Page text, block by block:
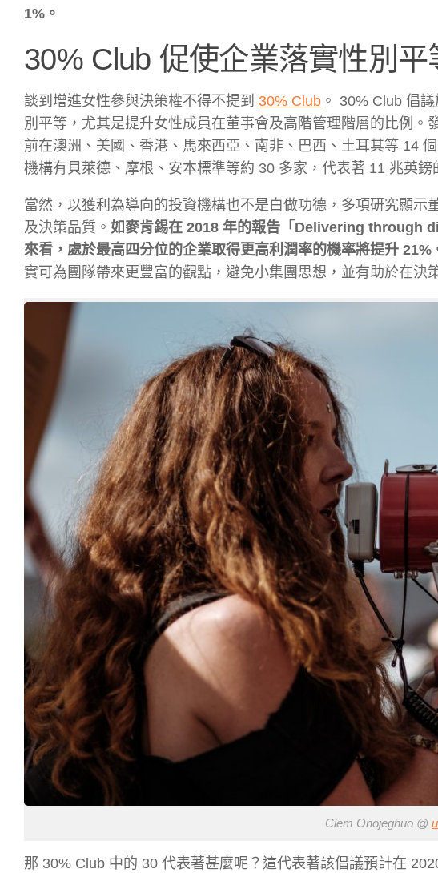
1%。
30% Club 促使企業落實性別平
談到增進女性參與決策權不得不提到 30% Club 。 30% Club 倡
別平等，尤其是提升女性成員在董事會及高階管理階層的比例
前在澳洲、美國、香港、馬來西亞、南非、巴西、土耳其等 14
機構有貝萊德、摩根、安本標準等約 30 多家，代表著 11 兆英鎊
當然，以獲利為導向的投資機構也不是白做功德，多項研究顯
及決策品質。 如麥肯錫在 2018 年的報告「Delivering through
來看，處於最高四分位的企業取得更高利潤率的機率將提升 21%
實可為團隊帶來更豐富的觀點，避免小集團思想，並有助於在決
Clem Onojeghuo @
那 30% Club 中的 30 代表著甚麼呢？這代表著該倡議預計在